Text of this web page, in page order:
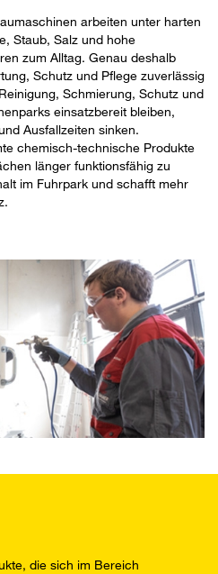
arbeiten unter harten
Staub, Salz und hohe
zum Alltag. Genau deshalb
Schutz und Pflege zuverlässig
Schmierung, Schutz und
einsatzbereit bleiben,
Ausfallzeiten sinken.
chemisch-technische Produkte
länger funktionsfähig zu
im Fuhrpark und schafft mehr
die sich im Bereich